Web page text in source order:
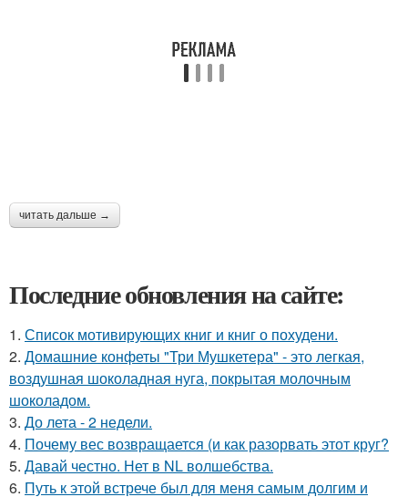
читать дальше →
Последние обновления на сайте:
1. Список мотивирующих книг и книг о похудени.
2. Домашние конфеты "Три Мушкетера" - это легкая,
воздушная шоколадная нуга, покрытая молочным
шоколадом.
3. До лета - 2 недели.
4. Почему вес возвращается (и как разорвать этот круг?
5. Давай честно. Нет в NL волшебства.
6. Путь к этой встрече был для меня самым долгим и